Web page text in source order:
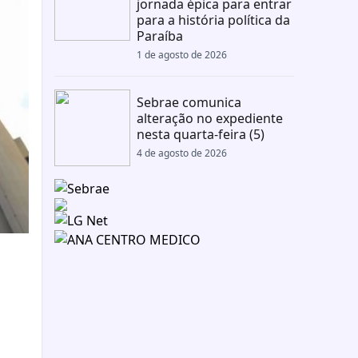
jornada épica para entrar
para a história política da
Paraíba
1 de agosto de 2026
Sebrae comunica
alteração no expediente
nesta quarta-feira (5)
4 de agosto de 2026